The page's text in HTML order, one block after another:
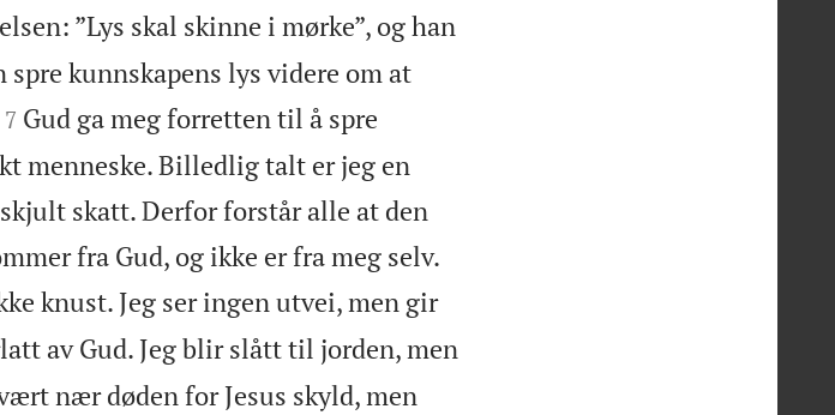
”Lys skal skinne i mørke”, og han
kunnskapens lys videre om at

7 Gud ga meg forretten til å spre
menneske. Billedlig talt er jeg en
skatt. Derfor forstår alle at den
fra Gud, og ikke er fra meg selv.
knust. Jeg ser ingen utvei, men gir
av Gud. Jeg blir slått til jorden, men
nær døden for Jesus skyld, men